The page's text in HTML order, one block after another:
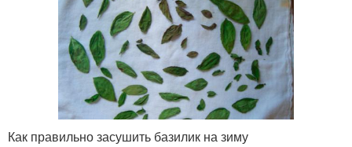
Как правильно засушить базилик на зиму